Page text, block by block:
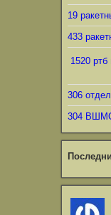
19
433
1520 ртб
306
304